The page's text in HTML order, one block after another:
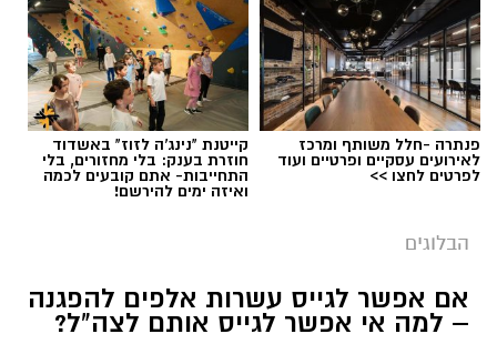
תגים:חרדיים חיילים
פנתרה -חלל משותף ומרכז
לאירועים עסקיים ופרטיים ועוד
לפרטים לחצו >>
קייטנת "נינג'ה לזוז" באשדוד
חוזרת בענק: בלי מחזורים, בלי
התחייבות- אתם קובעים לכמה
ואיזה ימים להירשם!
הבלוגים
אם אפשר לגייס עשרות אלפים להפגנה
– למה אי אפשר לגייס אותם לצה"ל?